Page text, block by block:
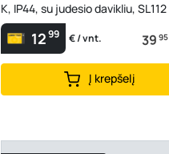
K, IP44, su judesio davikliu, SL112
1299 € / vnt. 39 95
Į krepšelį